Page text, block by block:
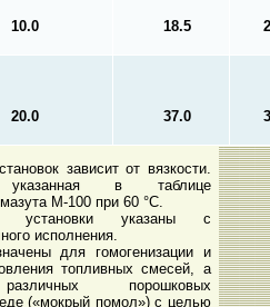
10.0 18.5
20.0 37.0
зависит от вязкости.
указанная в таблице
М-100 при 60 °С.
установки указаны с
исполнения.
для гомогенизации и
топливных смесей, а
различных порошковых
(«мокрый помол») с целью